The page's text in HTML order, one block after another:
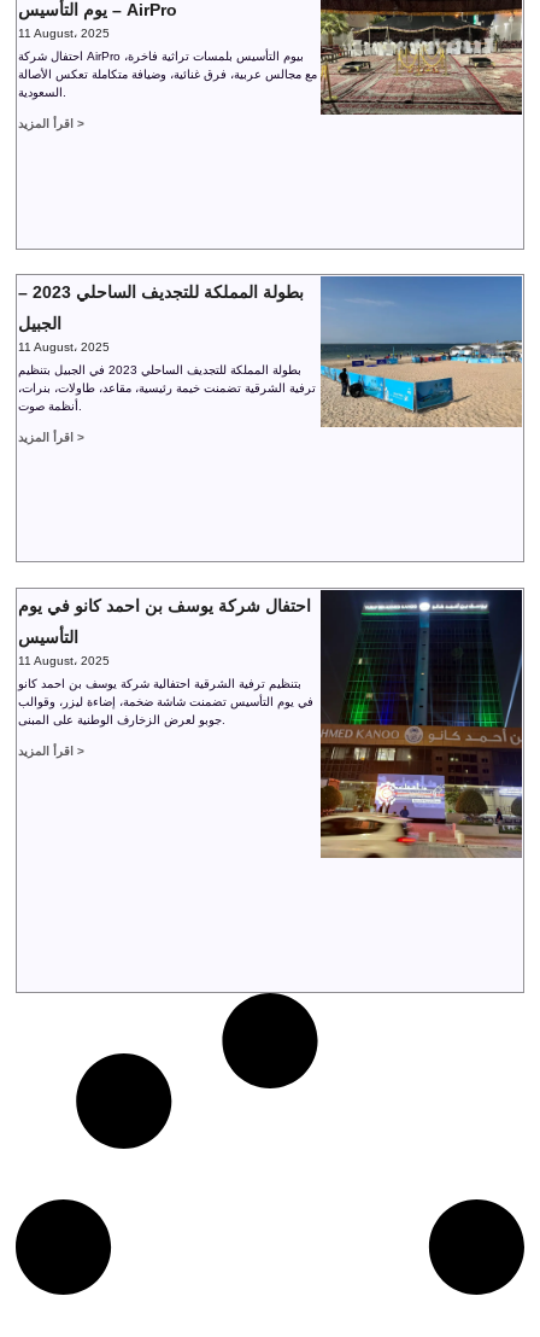
يوم التأسيس – AirPro
11 August، 2025
احتفال شركة AirPro بيوم التأسيس بلمسات تراثية فاخرة،
مع مجالس عربية، فرق غنائية، وضيافة متكاملة تعكس الأصالة
اقرأ المزيد >
بطولة المملكة للتجديف الساحلي 2023 –
الجبيل
11 August، 2025
بطولة المملكة للتجديف الساحلي 2023 في الجبيل بتنظيم
ترفية الشرقية تضمنت خيمة رئيسية، مقاعد، طاولات، بنرات،
أنظمة صوت.
اقرأ المزيد >
احتفال شركة يوسف بن احمد كانو في يوم
التأسيس
11 August، 2025
بتنظيم ترفية الشرقية احتفالية شركة يوسف بن احمد كانو
في يوم التأسيس تضمنت شاشة ضخمة، إضاءة ليزر، وقوالب
اقرأ المزيد >